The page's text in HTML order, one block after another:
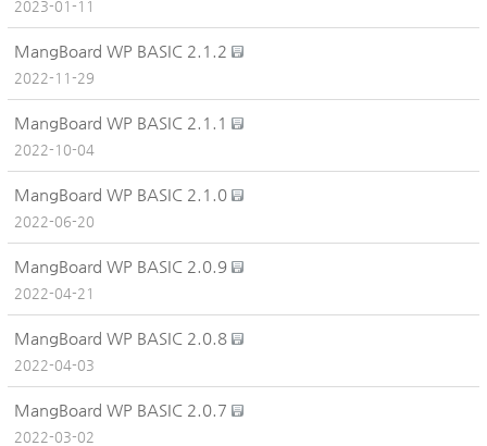
2023-01-11
MangBoard WP BASIC 2.1.2
2022-11-29
MangBoard WP BASIC 2.1.1
2022-10-04
MangBoard WP BASIC 2.1.0
2022-06-20
MangBoard WP BASIC 2.0.9
2022-04-21
MangBoard WP BASIC 2.0.8
2022-04-03
MangBoard WP BASIC 2.0.7
2022-03-02